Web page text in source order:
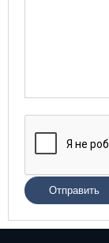
Отправить